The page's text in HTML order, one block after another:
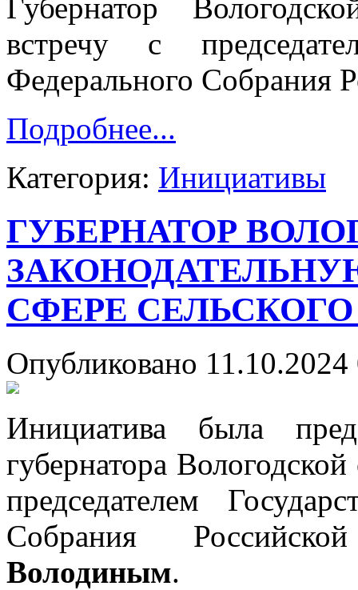
Губернатор
встречу с
Федерального Собрания
Подробнее...
Категория: Инициативы
ГУБЕРНАТОР
СФЕРЕ
Опубликовано 11.10.2024
Инициатива была
губернатора
председателем
Собрания
Володиным.